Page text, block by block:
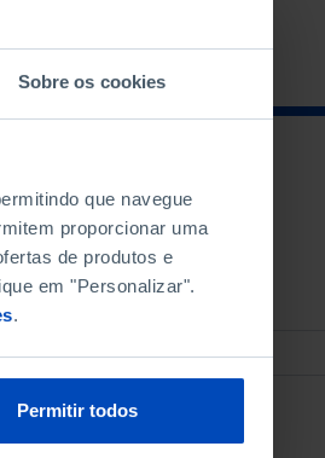
Sobre os cookies
que navegue
proporcionar uma
de produtos e
em "Personalizar".
.
Permitir todos
ORDENAR POR